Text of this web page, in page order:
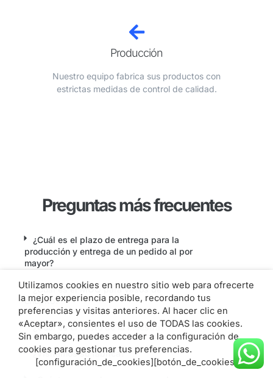
Producción
Nuestro equipo fabrica sus productos con
estrictas medidas de control de calidad.
Preguntas más frecuentes
¿Cuál es el plazo de entrega para la
producción y entrega de un pedido al por
mayor?
¿Cuál es el MOQ para vasos de
chupito?
¿Cuál es el costo de la muestra?
¿Visitamos su fábrica?
Utilizamos cookies en nuestro sitio web para ofrecerte
la mejor experiencia posible, recordando tus
preferencias y visitas anteriores. Al hacer clic en
«Aceptar», consientes el uso de TODAS las cookies.
Sin embargo, puedes acceder a la configuración de
cookies para gestionar tus preferencias.
[configuración_de_cookies][botón_de_cookies]